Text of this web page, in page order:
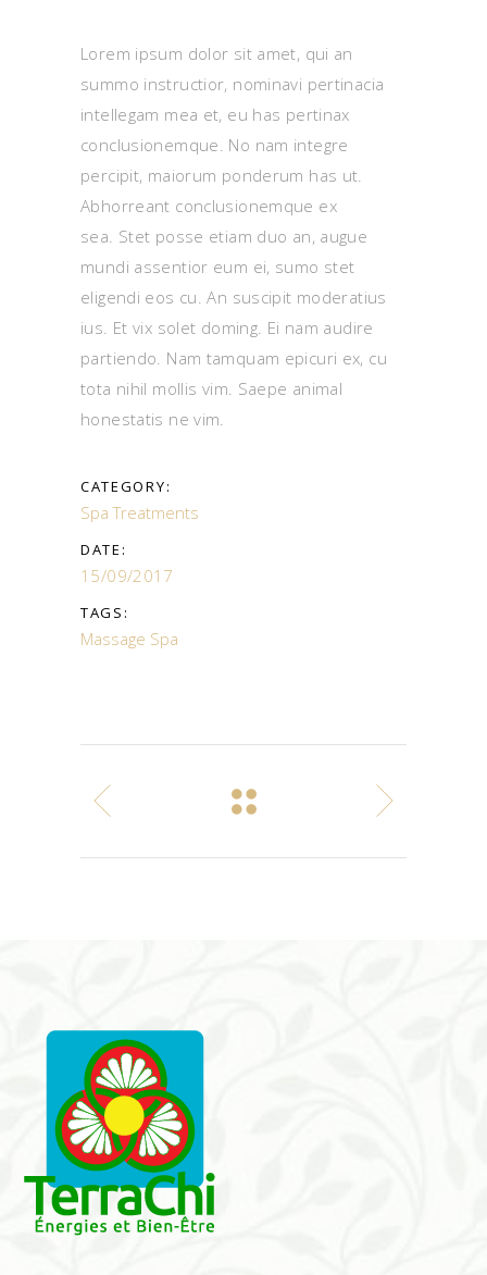
Lorem ipsum dolor sit amet, qui an
summo instructior, nominavi pertinacia
intellegam mea et, eu has pertinax
conclusionemque. No nam integre
percipit, maiorum ponderum has ut.
Abhorreant conclusionemque ex
sea. Stet posse etiam duo an, augue
mundi assentior eum ei, sumo stet
eligendi eos cu. An suscipit moderatius
ius. Et vix solet doming. Ei nam audire
partiendo. Nam tamquam epicuri ex, cu
tota nihil mollis vim. Saepe animal
honestatis ne vim.
CATEGORY:
Spa Treatments
DATE:
15/09/2017
TAGS:
Massage Spa